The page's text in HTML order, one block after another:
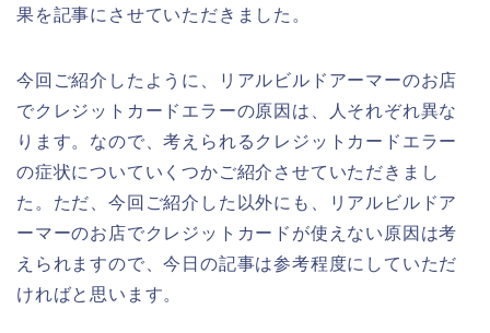
果を記事にさせていただきました。
今回ご紹介したように、リアルビルドアーマーのお店
でクレジットカードエラーの原因は、人それぞれ異な
ります。なので、考えられるクレジットカードエラー
の症状についていくつかご紹介させていただきまし
た。ただ、今回ご紹介した以外にも、リアルビルドア
ーマーのお店でクレジットカードが使えない原因は考
えられますので、今日の記事は参考程度にしていただ
ければと思います。